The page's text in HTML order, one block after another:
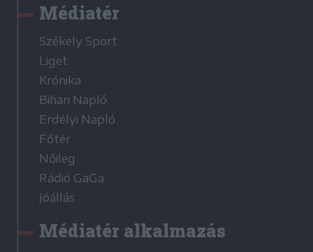
Médiatér
Székely Sport
Liget
Krónika
Bihari Napló
Erdélyi Napló
Főtér
Nőileg
Rádió GaGa
Jóállás
Médiatér alkalmazás